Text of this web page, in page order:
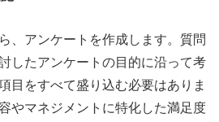
、アンケートを作成します。質問
したアンケートの目的に沿って考
目をすべて盛り込む必要はありま
やマネジメントに特化した満足度